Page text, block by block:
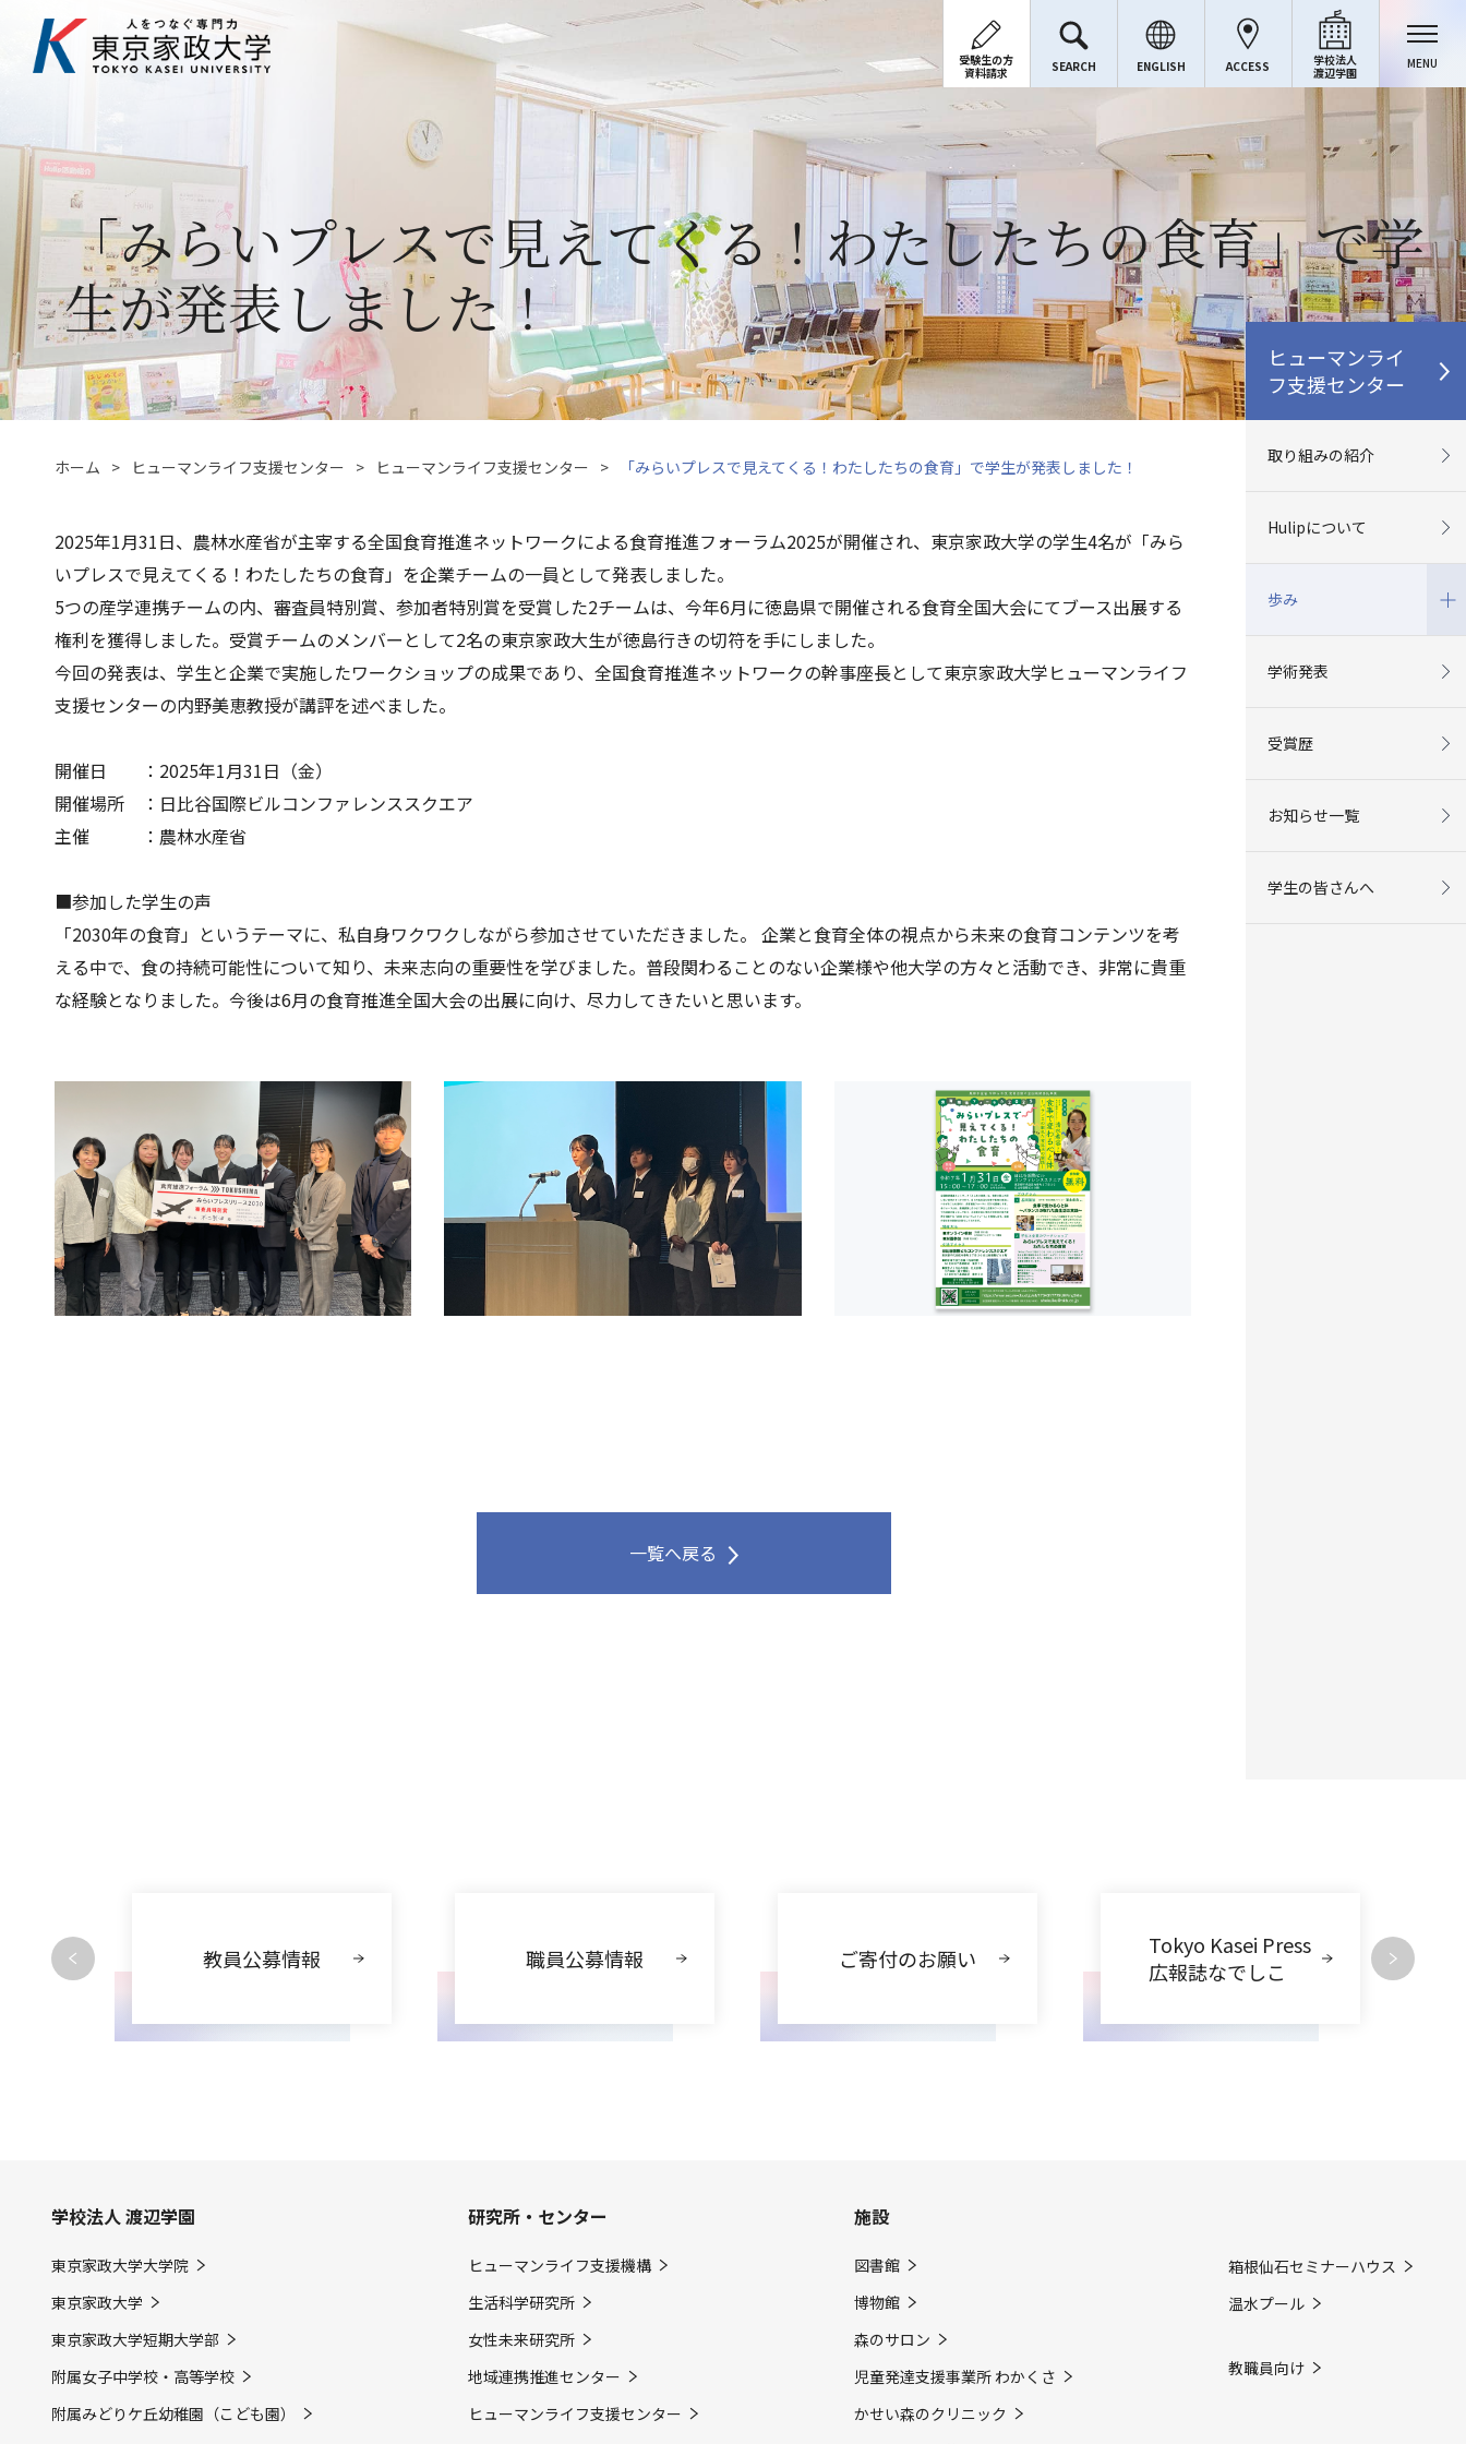
受験生の方
資料請求
SEARCH ENGLISH ACCESS
学校法人
渡辺学園
MENU
「みらいプレスで見えてくる！わたしたちの食育」で学
生が発表しました！
ホーム ヒューマンライフ支援センター ヒューマンライフ支援センター 「みらいプレスで見えてくる！わたしたちの食育」で学生が発表しました！
2025年1月31日、農林水産省が主宰する全国食育推進ネットワークによる食育推進フォーラム2025が開催され、東京家政大学の学生4名が「みら
いプレスで見えてくる！わたしたちの食育」を企業チームの一員として発表しました。
5つの産学連携チームの内、審査員特別賞、参加者特別賞を受賞した2チームは、今年6月に徳島県で開催される食育全国大会にてブース出展する
権利を獲得しました。受賞チームのメンバーとして2名の東京家政大生が徳島行きの切符を手にしました。
今回の発表は、学生と企業で実施したワークショップの成果であり、全国食育推進ネットワークの幹事座長として東京家政大学ヒューマンライフ
支援センターの内野美恵教授が講評を述べました。
開催日 ：2025年1月31日（金）
開催場所 ：日比谷国際ビルコンファレンススクエア
主催 ：農林水産省
■参加した学生の声
「2030年の食育」というテーマに、私自身ワクワクしながら参加させていただきました。 企業と食育全体の視点から未来の食育コンテンツを考
える中で、食の持続可能性について知り、未来志向の重要性を学びました。普段関わることのない企業様や他大学の方々と活動でき、非常に貴重
な経験となりました。今後は6月の食育推進全国大会の出展に向け、尽力してきたいと思います。
一覧へ戻る
ヒューマンライ
フ支援センター
取り組みの紹介
Hulipについて
歩み
学術発表
受賞歴
お知らせ一覧
学生の皆さんへ
教員公募情報 職員公募情報 ご寄付のお願い
Tokyo Kasei Press
広報誌なでしこ
学校法人 渡辺学園
東京家政大学大学院
東京家政大学
東京家政大学短期大学部
附属女子中学校・高等学校
附属みどりケ丘幼稚園（こども園）
研究所・センター
ヒューマンライフ支援機構
生活科学研究所
女性未来研究所
地域連携推進センター
ヒューマンライフ支援センター
施設
図書館
博物館
森のサロン
児童発達支援事業所 わかくさ
かせい森のクリニック
箱根仙石セミナーハウス
温水プール
教職員向け